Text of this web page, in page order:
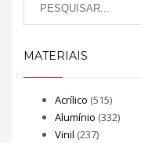
MATERIAIS
Acrílico (515)
Alumínio (332)
Vinil (237)